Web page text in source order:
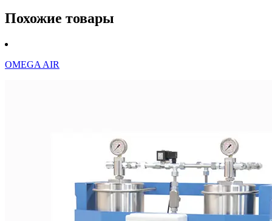
Похожие товары
OMEGA AIR